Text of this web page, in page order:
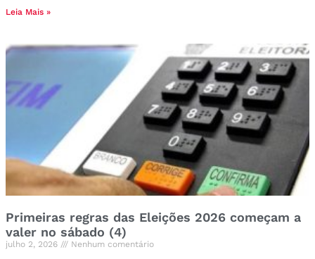
Leia Mais »
Primeiras regras das Eleições 2026 começam a
valer no sábado (4)
julho 2, 2026 Nenhum comentário